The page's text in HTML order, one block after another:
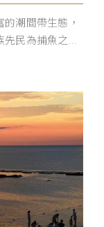
潮間帶生態，
先民為捕魚之...